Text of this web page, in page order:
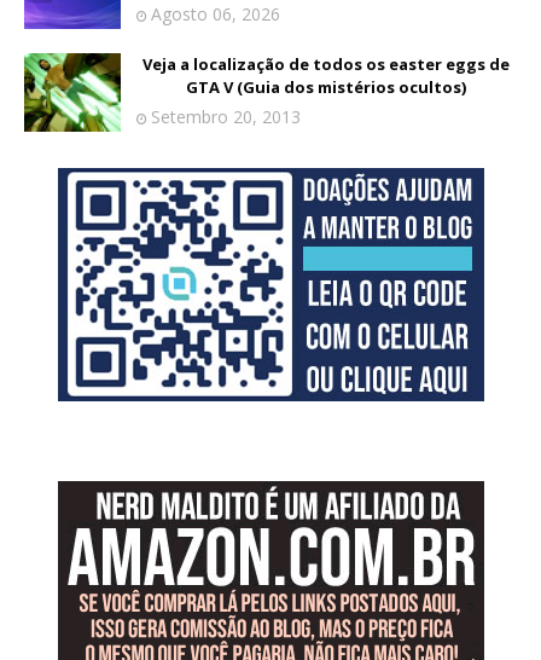
Agosto 06, 2026
Veja a localização de todos os easter eggs de
GTA V (Guia dos mistérios ocultos)
Setembro 20, 2013